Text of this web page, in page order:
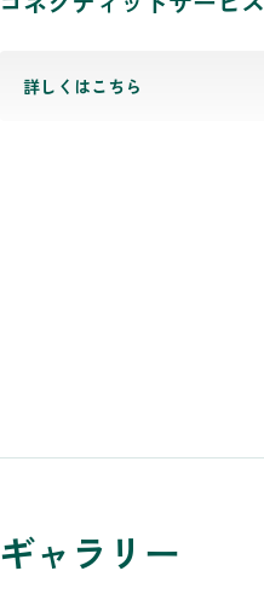
詳しくはこちら
ギャラリー